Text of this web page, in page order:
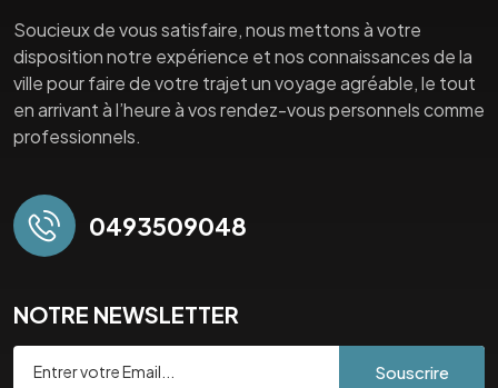
Soucieux de vous satisfaire, nous mettons à votre
disposition notre expérience et nos connaissances de la
ville pour faire de votre trajet un voyage agréable, le tout
en arrivant à l’heure à vos rendez-vous personnels comme
professionnels.
0493509048
NOTRE NEWSLETTER
Souscrire